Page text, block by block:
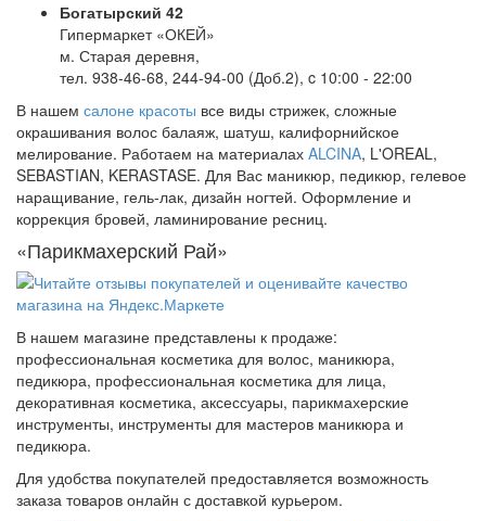
Богатырский 42
Гипермаркет «ОКЕЙ»
м. Старая деревня,
тел. 938-46-68, 244-94-00 (Доб.2), c 10:00 - 22:00
В нашем салоне красоты все виды стрижек, сложные
окрашивания волос балаяж, шатуш, калифорнийское
мелирование. Работаем на материалах ALCINA, L'OREAL,
SEBASTIAN, KERASTASE. Для Вас маникюр, педикюр, гелевое
наращивание, гель-лак, дизайн ногтей. Оформление и
коррекция бровей, ламинирование ресниц.
«Парикмахерский Рай»
В нашем магазине представлены к продаже:
профессиональная косметика для волос, маникюра,
педикюра, профессиональная косметика для лица,
декоративная косметика, аксессуары, парикмахерские
инструменты, инструменты для мастеров маникюра и
педикюра.
Для удобства покупателей предоставляется возможность
заказа товаров онлайн с доставкой курьером.